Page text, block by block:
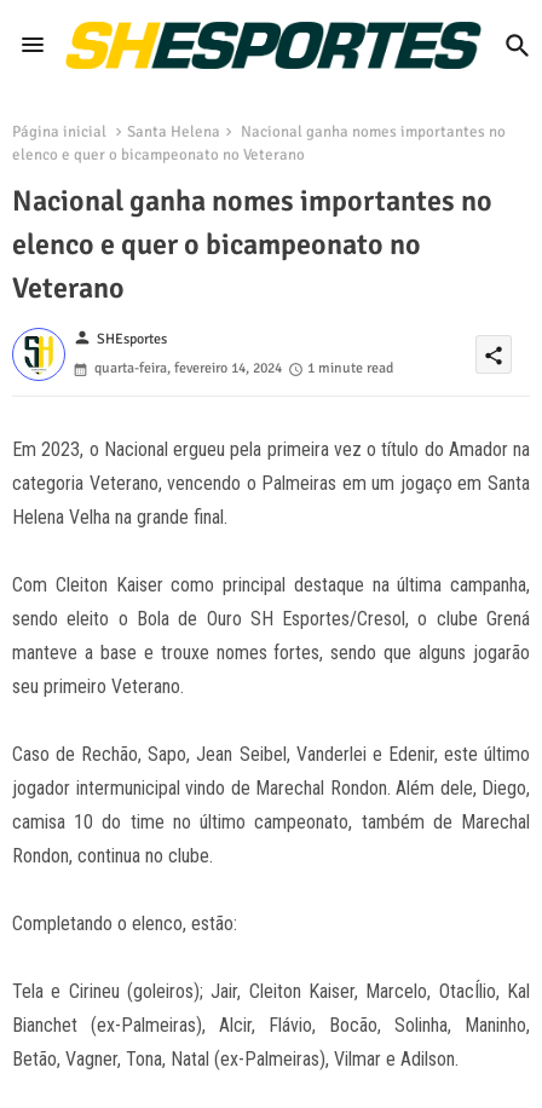
Página inicial Santa Helena
Nacional ganha nomes importantes no
elenco e quer o bicampeonato no Veterano
Nacional ganha nomes importantes no
elenco e quer o bicampeonato no
Veterano
person SHEsportes
quarta-feira, fevereiro 14, 2024
1 minute read
share
Em 2023, o Nacional ergueu pela primeira vez o título do Amador na
categoria Veterano, vencendo o Palmeiras em um jogaço em Santa
Helena Velha na grande final.
Com Cleiton Kaiser como principal destaque na última campanha,
sendo eleito o Bola de Ouro SH Esportes/Cresol, o clube Grená
manteve a base e trouxe nomes fortes, sendo que alguns jogarão
seu primeiro Veterano.
Caso de Rechão, Sapo, Jean Seibel, Vanderlei e Edenir, este último
jogador intermunicipal vindo de Marechal Rondon. Além dele, Diego,
camisa 10 do time no último campeonato, também de Marechal
Rondon, continua no clube.
Completando o elenco, estão:
Tela e Cirineu (goleiros); Jair, Cleiton Kaiser, Marcelo, OtacÍlio, Kal
Bianchet (ex-Palmeiras), Alcir, Flávio, Bocão, Solinha, Maninho,
Betão, Vagner, Tona, Natal (ex-Palmeiras), Vilmar e Adilson.